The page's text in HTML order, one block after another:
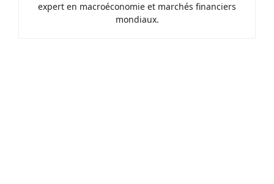
expert en macroéconomie et marchés financiers
mondiaux.